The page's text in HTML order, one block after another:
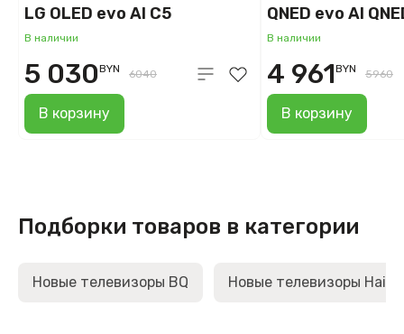
LG OLED evo AI C5
OLED65C51LA
В наличии
В корзину
5 030BYN 6040
QNED evo AI
75QNED85B6C
В наличии
В корзину
4 961BYN 5960
Подборки товаров в категории
Новые телевизоры BQ Новые телевизоры Haier